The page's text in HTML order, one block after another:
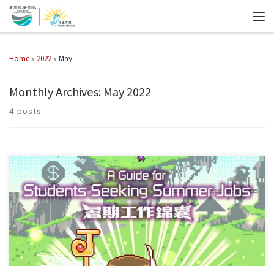
Home » 2022 » May
Monthly Archives: May 2022
4 posts